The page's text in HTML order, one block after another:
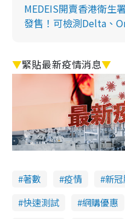
MEDEIS開賣香港衛生
發售！可檢測Delta、
▼緊貼最新疫情消息▼
著數 疫情 新
快速測試
網購優惠